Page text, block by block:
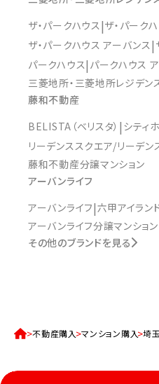
ザ・パークハウス ザ・パーク
ザ・パークハウス アーバンス
パークハウス パークハウス
三菱地所・三菱地所レジデン
藤和不動産
BELISTA（ベリスタ） シティ
リーデンススクエア/リーデン
藤和不動産分譲マンション
アーバンライフ
アーバンライフ 六甲アイラン
アーバンライフ分譲マンション
その他のブランドを見る
不動産購入 マンション購入 埼